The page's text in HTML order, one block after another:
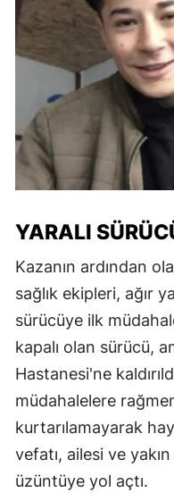
YARALI
Kazanın ardından
sağlık ekipleri, ağır
sürücüye ilk
kapalı olan sürücü,
Hastanesi'ne
müdahalelere
kurtarılamayarak
vefatı, ailesi ve
üzüntüye yol açtı.